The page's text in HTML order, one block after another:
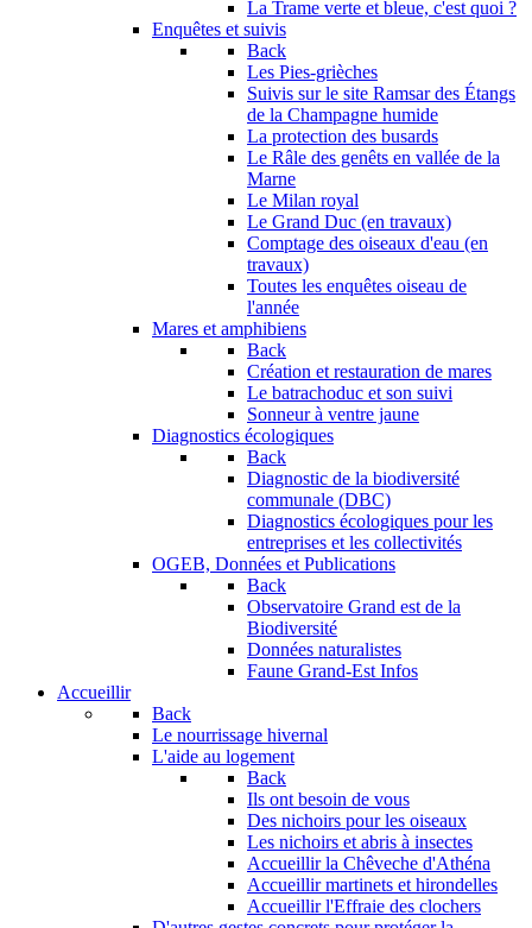
La Trame verte et bleue, c'est quoi ?
Enquêtes et suivis
Back
Les Pies-grièches
Suivis sur le site Ramsar des Étangs
de la Champagne humide
La protection des busards
Le Râle des genêts en vallée de la
Marne
Le Milan royal
Le Grand Duc (en travaux)
Comptage des oiseaux d'eau (en
travaux)
Toutes les enquêtes oiseau de
l'année
Mares et amphibiens
Back
Création et restauration de mares
Le batrachoduc et son suivi
Sonneur à ventre jaune
Diagnostics écologiques
Back
Diagnostic de la biodiversité
communale (DBC)
Diagnostics écologiques pour les
entreprises et les collectivités
OGEB, Données et Publications
Back
Observatoire Grand est de la
Biodiversité
Données naturalistes
Faune Grand-Est Infos
Accueillir
Back
Le nourrissage hivernal
L'aide au logement
Back
Ils ont besoin de vous
Des nichoirs pour les oiseaux
Les nichoirs et abris à insectes
Accueillir la Chêveche d'Athéna
Accueillir martinets et hirondelles
Accueillir l'Effraie des clochers